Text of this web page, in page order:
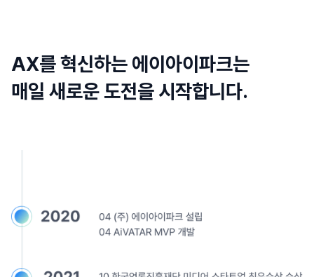
AX를 혁신하는 에이아이파크는
매일 새로운 도전을 시작합니다.